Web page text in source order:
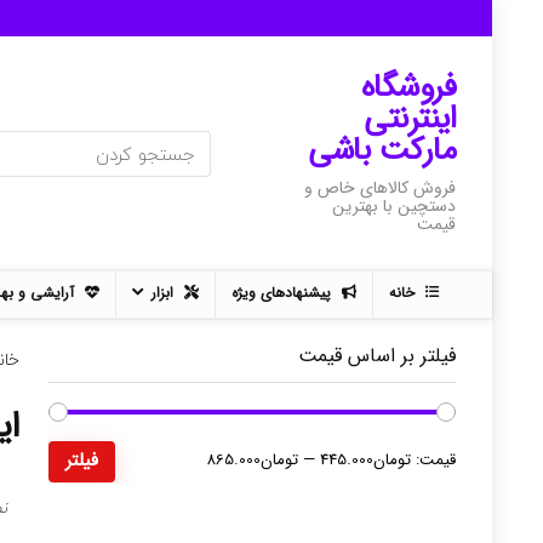
فروشگاه
اینترنتی
مارکت باشی
فروش کالاهای خاص و
دستچین با بهترین
قیمت
خانه پیشنهادهای ویژه ابزار آرایشی و
فیلتر بر اساس قیمت
حداقل
حداکثر
فیلتر قیمت: تومان445.000 — تومان865.000